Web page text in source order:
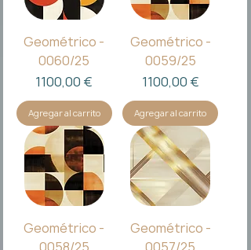
Geométrico -
0060/25
Precio
1100,00 €
Agregar al carrito
Geométrico -
0059/25
Precio
1100,00 €
Agregar al carrito
Geométrico -
Geométrico -